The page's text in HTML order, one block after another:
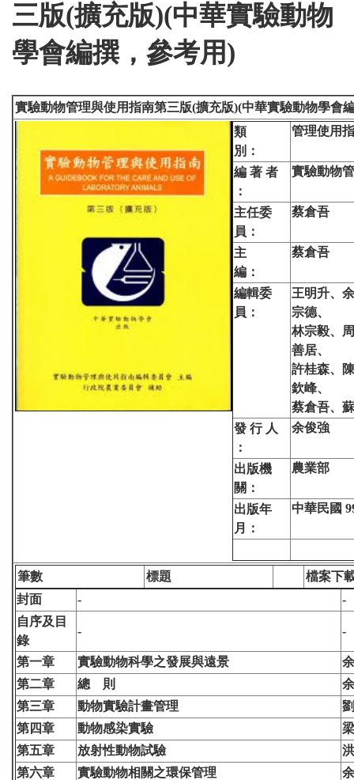
三版(擴充版)(中華實驗動物
學會編撰，參考用)
實驗動物管理與使用指南第三版(擴充版)(中華實驗動物學會
類
別：
管理使用
編 著 者
：
實驗動物
主任委
員：
蔡倉吾
主
編：
蔡倉吾
編輯委
員：
王明升、
宗德、
林宗毅、
善居、
許桂森、
欽峰、
蔡倉吾、
發 行 人
：
余俊強
出版機
關：
農業部
出版年
月：
中華民國
筆數 標題
檔案下
封面
-
-
自序及目
錄
- -
第一章 實驗動物科學之發展與遠景
第二章
總 則
第三章
動物實驗計畫管理
第四章
動物感染實驗
第五章
放射性動物試驗
第六章
實驗動物相關之環保管理